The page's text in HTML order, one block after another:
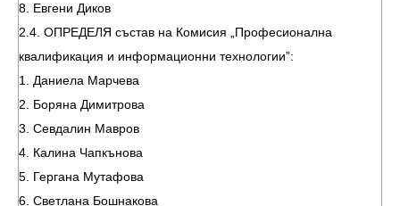
8. Евгени Диков
2.4. ОПРЕДЕЛЯ състав на Комисия „Професионална
квалификация и информационни технологии”:
1. Даниела Марчева
2. Боряна Димитрова
3. Севдалин Мавров
4. Калина Чапкънова
5. Гергана Мутафова
6. Светлана Бошнакова